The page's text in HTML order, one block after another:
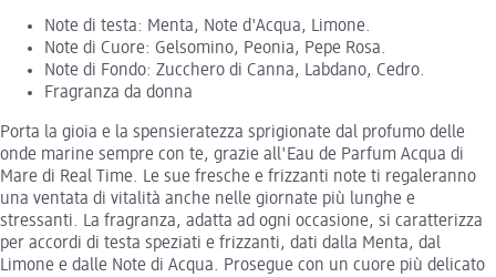
Note di testa: Menta, Note d'Acqua, Limone.
Note di Cuore: Gelsomino, Peonia, Pepe Rosa.
Note di Fondo: Zucchero di Canna, Labdano, Cedro.
Fragranza da donna
Porta la gioia e la spensieratezza sprigionate dal profumo delle
onde marine sempre con te, grazie all'Eau de Parfum Acqua di
Mare di Real Time. Le sue fresche e frizzanti note ti regaleranno
una ventata di vitalità anche nelle giornate più lunghe e
stressanti. La fragranza, adatta ad ogni occasione, si caratterizza
per accordi di testa speziati e frizzanti, dati dalla Menta, dal
Limone e dalle Note di Acqua. Prosegue con un cuore più delicato